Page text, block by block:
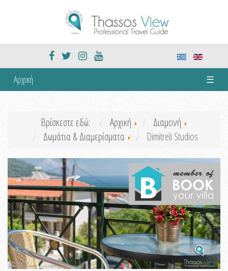
Αρχική ☰
Βρίσκεστε εδώ: Αρχική
Διαμονή
Δωμάτια & Διαμερίσματα
Dimitreli Studios